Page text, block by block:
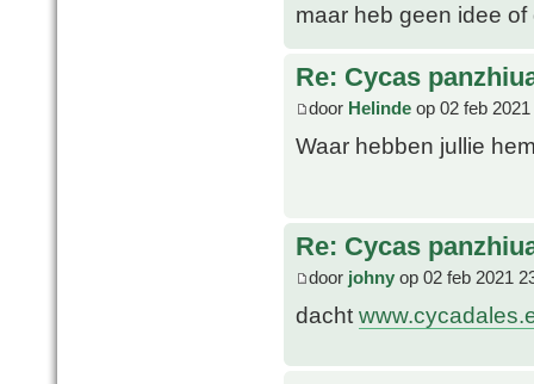
maar heb geen idee
Re: Cycas
door Helinde op 02 feb
Waar hebben jullie
Re: Cycas
door johny op 02 feb 2021
dacht